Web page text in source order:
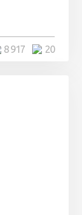
20
8 917